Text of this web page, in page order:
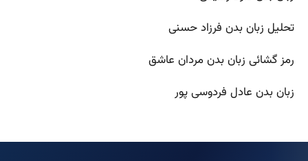
تحلیل زبان بدن فرزاد حسنی
رمز گشائی زبان بدن مردان عاشق
زبان بدن عادل فردوسی پور